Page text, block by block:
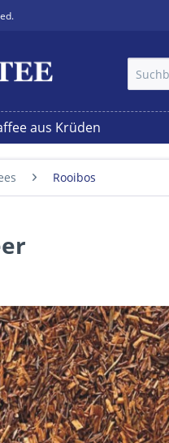
aus Krüden
Rooibos